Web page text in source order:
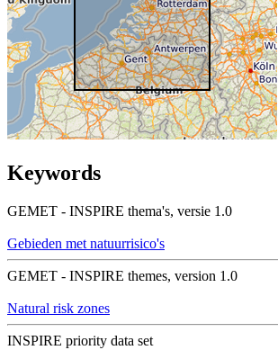
Keywords
GEMET - INSPIRE thema's, versie 1.0
Gebieden met natuurrisico's
GEMET - INSPIRE themes, version 1.0
Natural risk zones
INSPIRE priority data set